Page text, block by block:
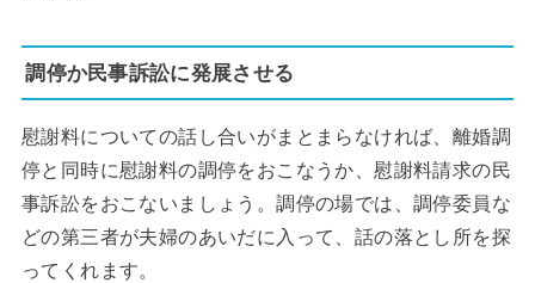
調停か民事訴訟に発展させる
慰謝料についての話し合いがまとまらなければ、離婚調
停と同時に慰謝料の調停をおこなうか、慰謝料請求の民
事訴訟をおこないましょう。調停の場では、調停委員な
どの第三者が夫婦のあいだに入って、話の落とし所を探
ってくれます。